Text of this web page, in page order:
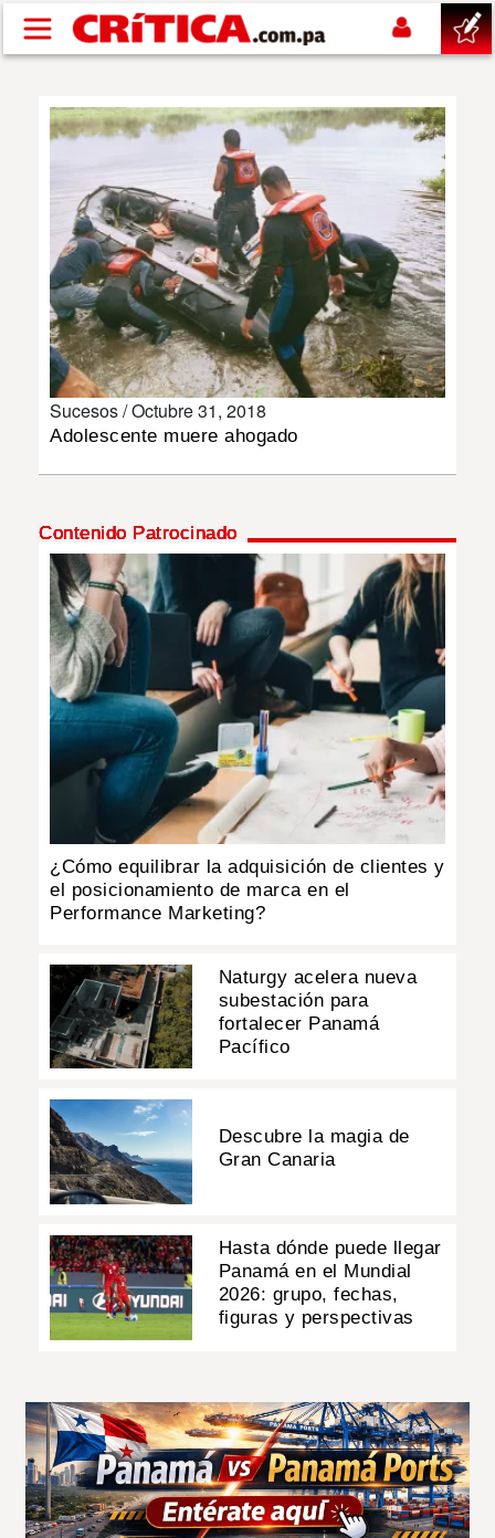
Pasar al contenido principal
NACIONAL
POLÍTICA
SHOW
DEPORTES
MUNDO
INSÓLITAS
MULTIMEDIA
IMPRESO
Sucesos /Octubre 31, 2018
Adolescente muere ahogado
Contenido Patrocinado
¿Cómo equilibrar la adquisición de clientes y
el posicionamiento de marca en el
Performance Marketing?
Naturgy acelera nueva
subestación para
fortalecer Panamá
Pacífico
Descubre la magia de
Gran Canaria
Hasta dónde puede llegar
Panamá en el Mundial
2026: grupo, fechas,
figuras y perspectivas